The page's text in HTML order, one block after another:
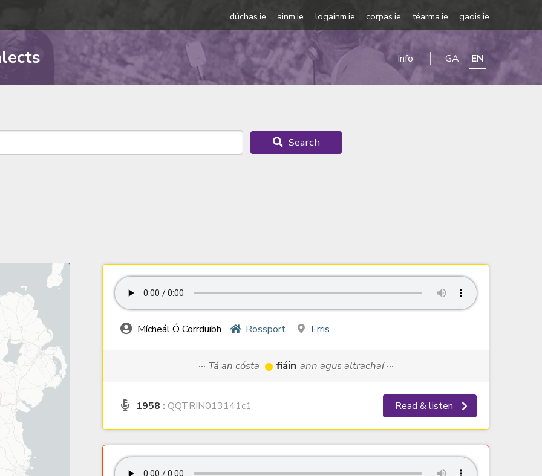
dúchas.ie ainm.ie logainm.ie corpas.ie téarma.ie gaois.ie
Info GA EN
Search
Mícheál Ó Corrduibh Rossport Erris
··· Tá an cósta fiáin ann agus altrachaí ···
1958 : QQTRIN013141c1 Read & listen